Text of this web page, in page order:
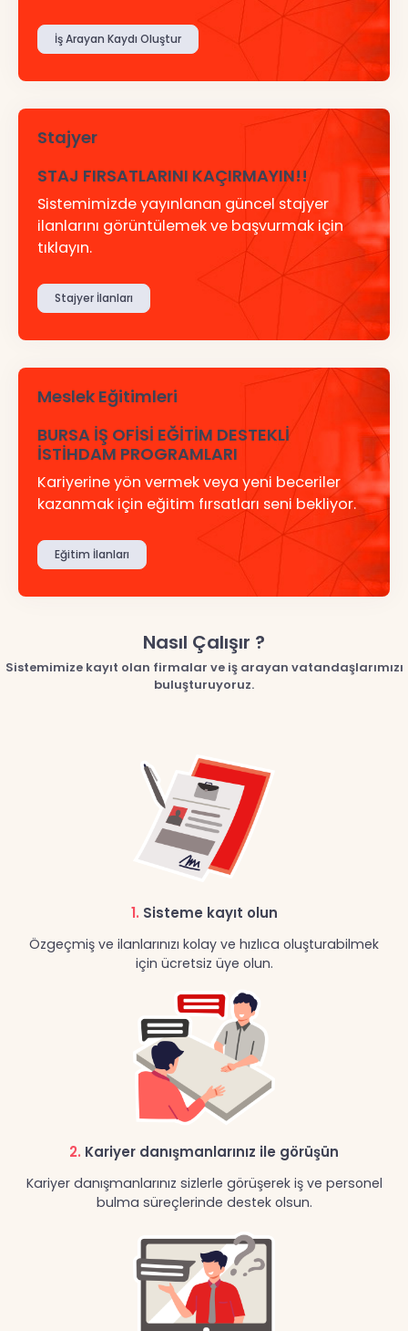
İş Arayan Kaydı Oluştur
Stajyer
STAJ FIRSATLARINI KAÇIRMAYIN!!
Sistemimizde yayınlanan güncel stajyer
ilanlarını görüntülemek ve başvurmak için
tıklayın.
Stajyer İlanları
Meslek Eğitimleri
BURSA İŞ OFİSİ EĞİTİM DESTEKLİ
İSTİHDAM PROGRAMLARI
Kariyerine yön vermek veya yeni beceriler
kazanmak için eğitim fırsatları seni bekliyor.
Eğitim İlanları
Nasıl Çalışır ?
Sistemimize kayıt olan firmalar ve iş arayan vatandaşlarımızı
buluşturuyoruz.
1. Sisteme kayıt olun
Özgeçmiş ve ilanlarınızı kolay ve hızlıca oluşturabilmek
için ücretsiz üye olun.
2. Kariyer danışmanlarınız ile görüşün
Kariyer danışmanlarınız sizlerle görüşerek iş ve personel
bulma süreçlerinde destek olsun.